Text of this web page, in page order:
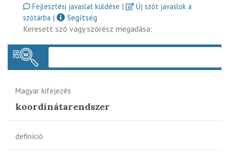
Fejlesztési javaslat küldése |
Új szót javaslok a
szótárba |
Segítség
Keresett szó vagy szórész megadása:
Magyar kifejezés
koordinátarendszer
definíció